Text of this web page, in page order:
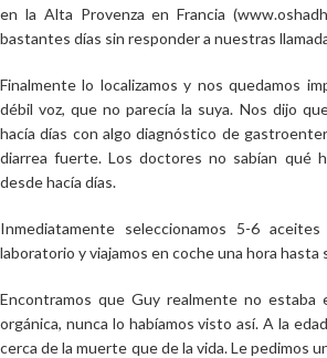
en la Alta Provenza en Francia
bastantes días sin responder a nuestras
Finalmente lo localizamos y nos quedamos
débil voz, que no parecía la suya. Nos dijo
hacía días con algo diagnóstico de
diarrea fuerte. Los doctores no sabían qué
desde hacía días.
Inmediatamente seleccionamos 5-6
laboratorio y viajamos en coche una hora hasta
Encontramos que Guy realmente no estaba
orgánica, nunca lo habíamos visto así. A la
cerca de la muerte que de la vida. Le pedimos